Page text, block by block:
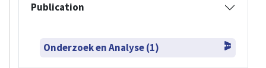
Publication
Onderzoek en Analyse (1)